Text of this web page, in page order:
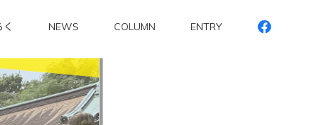
NEWS COLUMN ENTRY